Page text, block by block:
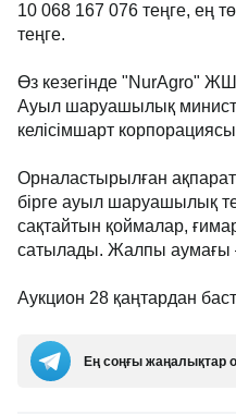
10 068 167 076 теңге, ең
теңге.
Өз кезегінде "NurAgro"
Ауыл шаруашылық
келісімшарт
Орналастырылған
бірге ауыл шаруашылық
сақтайтын қоймалар,
сатылады. Жалпы аумағы
Аукцион 28 қаңтардан
Ең соңғы жаңалықтар